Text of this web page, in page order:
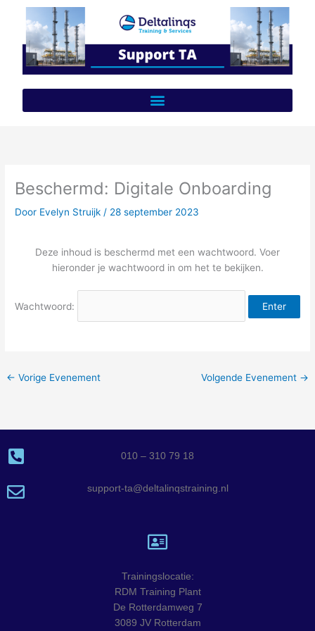
inhoud
Beschermd: Digitale Onboarding
Door Evelyn Struijk / 28 september 2023
Deze inhoud is beschermd met een wachtwoord. Voer
hieronder je wachtwoord in om het te bekijken.
Wachtwoord:
← Vorige Evenement Volgende Evenement →
010 – 310 79 18
support-ta@deltalinqstraining.nl
Trainingslocatie:
RDM Training Plant
De Rotterdamweg 7
3089 JV Rotterdam